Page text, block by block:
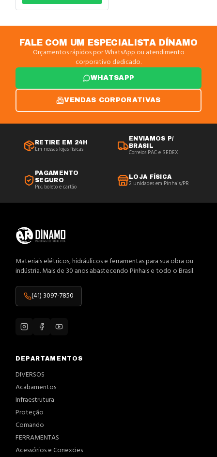
FALE COM UM ESPECIALISTA DÍNAMO
Orçamentos rápidos por WhatsApp ou atendimento
corporativo dedicado.
WHATSAPP
VENDAS CORPORATIVAS
RETIRE EM 24H
Em nossas lojas físicas
ENVIAMOS P/
BRASIL
Correios PAC e SEDEX
PAGAMENTO
SEGURO
Pix, boleto e cartão
LOJA FÍSICA
2 unidades em Pinhais/PR
Materiais elétricos, hidráulicos e ferramentas para sua obra ou
indústria. Mais de 30 anos abastecendo Pinhais e todo o Brasil.
(41) 3097-7850
DEPARTAMENTOS
DIVERSOS
Acabamentos
Infraestrutura
Proteção
Comando
FERRAMENTAS
Acessórios e Conexões